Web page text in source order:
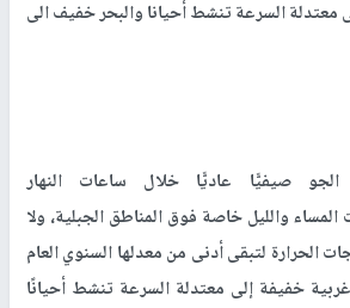
معتدلة السرعة تنشط أحيانا والبحر خفيف الى
صيفيًّا عاديًّا خلال ساعات النهار
والليل خاصة فوق المناطق الجبلية، ولا
الحرارة لتبقى أدنى من معدلها السنوي العام
غربية خفيفة إلى معتدلة السرعة تنشط أحيانًا